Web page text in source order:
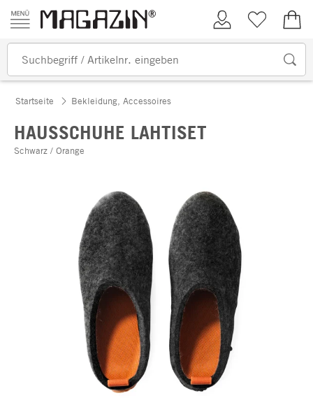
Zum Inhalt springen
Kundenkonto
Merkliste
Startseite Bekleidung, Accessoires
HAUSSCHUHE LAHTISET
Schwarz / Orange